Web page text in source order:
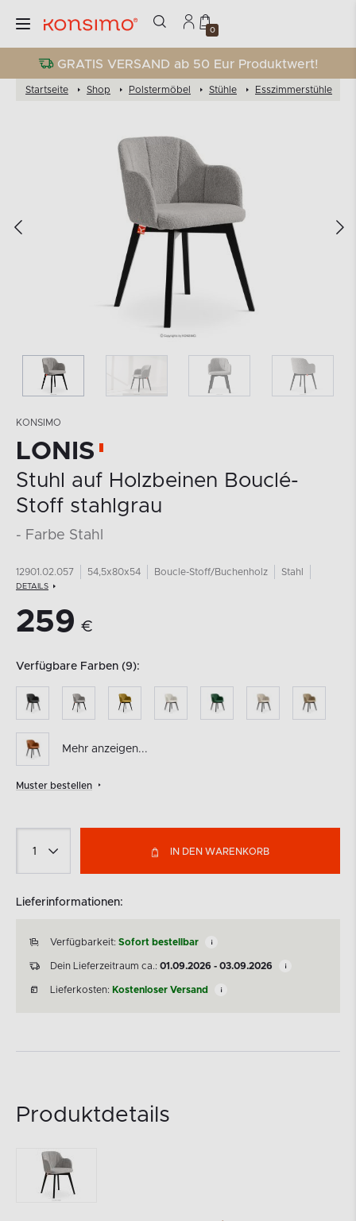
0
GRATIS VERSAND ab 50 Eur Produktwert!
Startseite Shop Polstermöbel Stühle Esszimmerstühle
KONSIMO
LONIS
Stuhl auf Holzbeinen Bouclé-
Stoff stahlgrau
- Farbe Stahl
12901.02.057 54,5x80x54 Boucle-Stoff/Buchenholz Stahl
DETAILS
259 €
Verfügbare Farben (9):
Mehr anzeigen...
Muster bestellen
IN DEN WARENKORB
Lieferinformationen:
Verfügbarkeit: Sofort bestellbar
Dein Lieferzeitraum ca.: 01.09.2026 - 03.09.2026
Lieferkosten: Kostenloser Versand
Produktdetails